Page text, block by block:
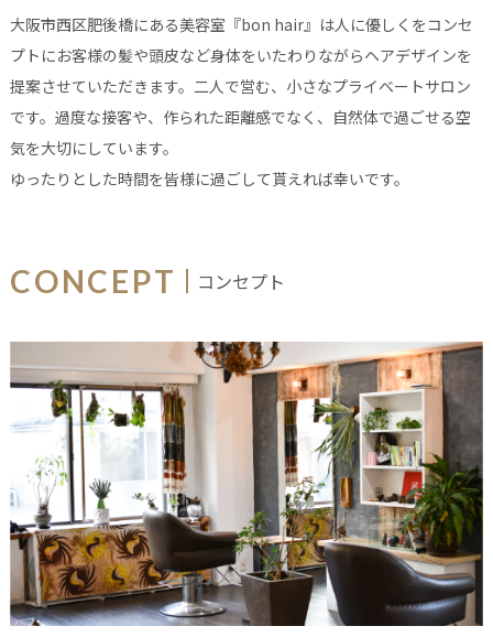
大阪市西区肥後橋にある美容室『bon hair』は人に優しくをコンセ
プトにお客様の髪や頭皮など身体をいたわりながらヘアデザインを
提案させていただきます。二人で営む、小さなプライベートサロン
です。過度な接客や、作られた距離感でなく、自然体で過ごせる空
気を大切にしています。
ゆったりとした時間を皆様に過ごして貰えれば幸いです。
CONCEPT コンセプト